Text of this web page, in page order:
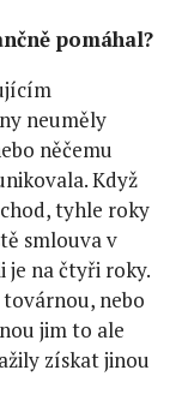
pomáhal?
neuměly
něčemu
Když
tyhle roky
smlouva v
je na čtyři roky.
nebo
jim to ale
získat jinou